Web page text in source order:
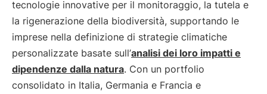
tecnologie innovative per il monitoraggio, la tutela e
la rigenerazione della biodiversità, supportando le
imprese nella definizione di strategie climatiche
personalizzate basate sull’analisi dei loro impatti e
dipendenze dalla natura. Con un portfolio
consolidato in Italia, Germania e Francia e